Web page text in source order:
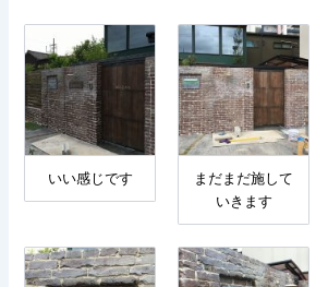
いい感じです
まだまだ施して
いきます